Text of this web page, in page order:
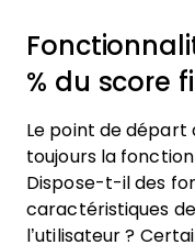
% du score
Le point de départ
toujours la
Dispose-t-il des
caractéristiques
l’utilisateur ?